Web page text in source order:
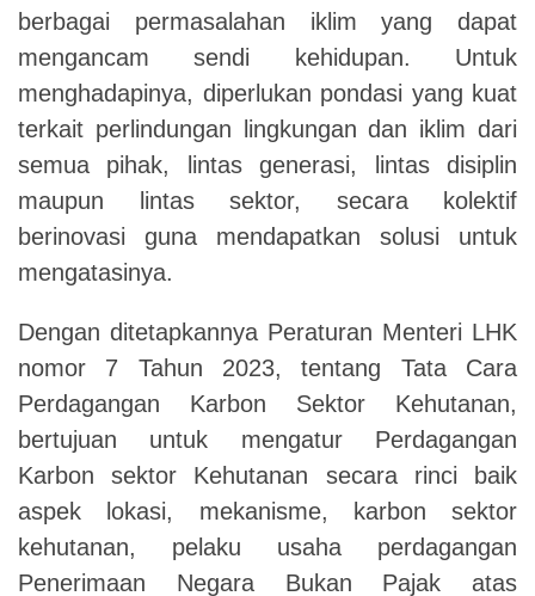
berbagai permasalahan iklim yang dapat
mengancam sendi kehidupan. Untuk
menghadapinya, diperlukan pondasi yang kuat
terkait perlindungan lingkungan dan iklim dari
semua pihak, lintas generasi, lintas disiplin
maupun lintas sektor, secara kolektif
berinovasi guna mendapatkan solusi untuk
mengatasinya.
Dengan ditetapkannya Peraturan Menteri LHK
nomor 7 Tahun 2023, tentang Tata Cara
Perdagangan Karbon Sektor Kehutanan,
bertujuan untuk mengatur Perdagangan
Karbon sektor Kehutanan secara rinci baik
aspek lokasi, mekanisme, karbon sektor
kehutanan, pelaku usaha perdagangan
Penerimaan Negara Bukan Pajak atas